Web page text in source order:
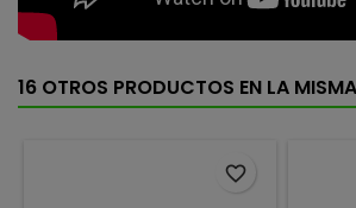
16 OTROS PRODUCTOS EN LA
favorite_border